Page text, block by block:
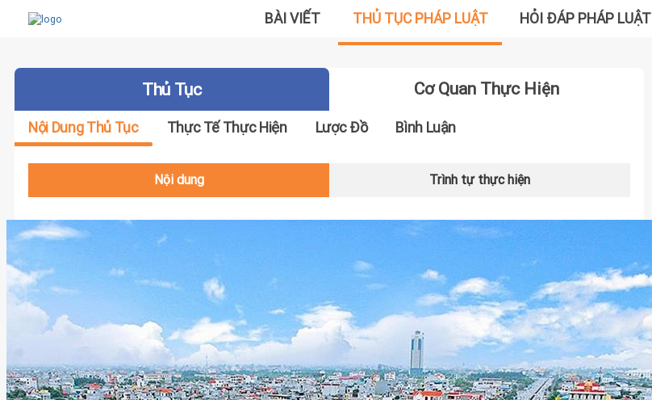
BÀI VIẾT THỦ TỤC PHÁP LUẬT HỎI ĐÁP PHÁP LUẬT
Thủ Tục Cơ Quan Thực Hiện
Nội Dung Thủ Tục Thực Tế Thực Hiện Lược Đồ Bình Luận
Nội dung Trình tự thực hiện